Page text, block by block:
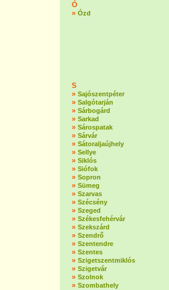
Ó
» Ózd
S
» Sajószentpéter
» Salgótarján
» Sárbogárd
» Sarkad
» Sárospatak
» Sárvár
» Sátoraljaújhely
» Sellye
» Siklós
» Siófok
» Sopron
» Sümeg
» Szarvas
» Szécsény
» Szeged
» Székesfehérvár
» Szekszárd
» Szendrő
» Szentendre
» Szentes
» Szigetszentmiklós
» Szigetvár
» Szolnok
» Szombathely